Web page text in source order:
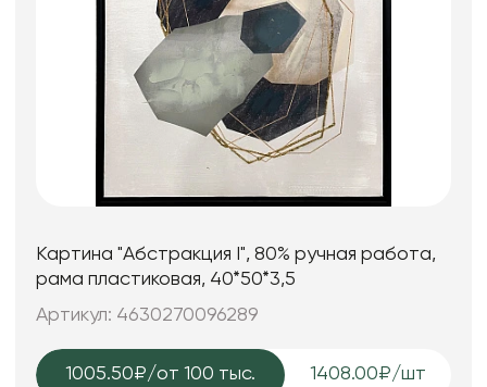
Картина "Абстракция I", 80% ручная работа,
рама пластиковая, 40*50*3,5
Артикул: 4630270096289
1005.50₽/от 100 тыс. 1408.00₽/шт